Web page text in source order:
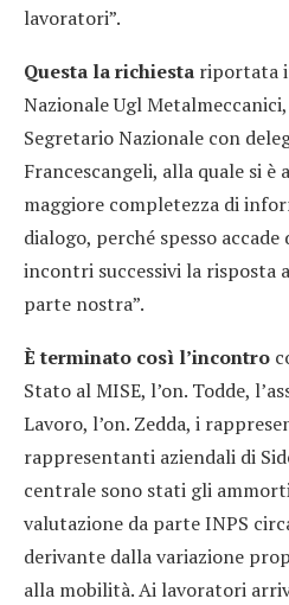
lavoratori”.
Questa la richiesta riportata
Nazionale Ugl
Segretario Nazionale con
Francescangeli, alla quale si è
maggiore completezza di
dialogo, perché spesso
incontri successivi la risposta
parte nostra”.
È terminato così l’incontro
Stato al MISE, l’on. Todde,
Lavoro, l’on. Zedda, i
rappresentanti aziendali di
centrale sono stati gli
valutazione da parte INPS
derivante dalla variazione
alla mobilità. Ai lavoratori